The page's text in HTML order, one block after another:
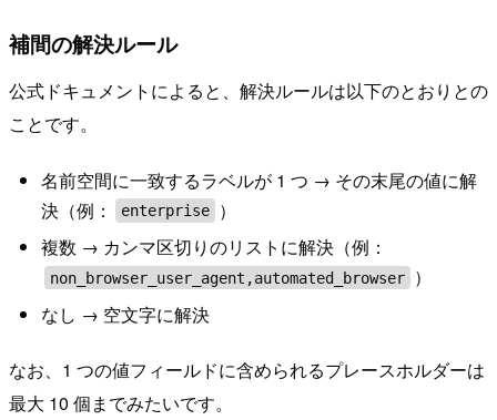
補間の解決ルール
公式ドキュメントによると、解決ルールは以下のとおりとの
ことです。
名前空間に一致するラベルが 1 つ → その末尾の値に解
決（例：
enterprise
）
複数 → カンマ区切りのリストに解決（例：
non_browser_user_agent,automated_browser
）
なし → 空文字に解決
なお、1 つの値フィールドに含められるプレースホルダーは
最大 10 個までみたいです。